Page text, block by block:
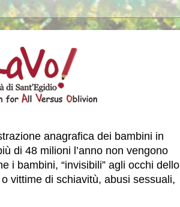
anagrafica dei bambini in
di 48 milioni l’anno non vengono
i bambini, “invisibili” agli occhi dello
vittime di schiavitù, abusi sessuali,